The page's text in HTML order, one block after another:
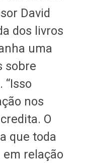
David
dos livros
uma
sobre
“Isso
nos
O
que toda
em relação